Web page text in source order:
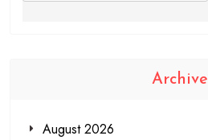
Archive
August 2026